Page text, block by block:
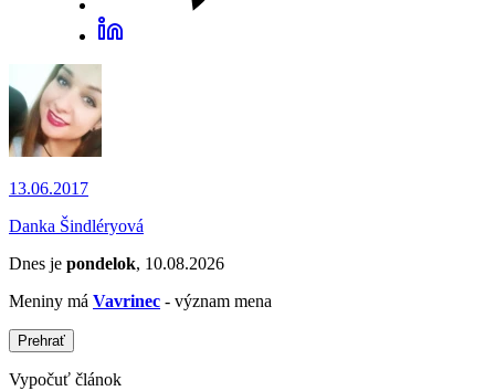
13.06.2017
Danka Šindléryová
Dnes je pondelok, 10.08.2026
Meniny má Vavrinec - význam mena
Prehrať
Vypočuť článok